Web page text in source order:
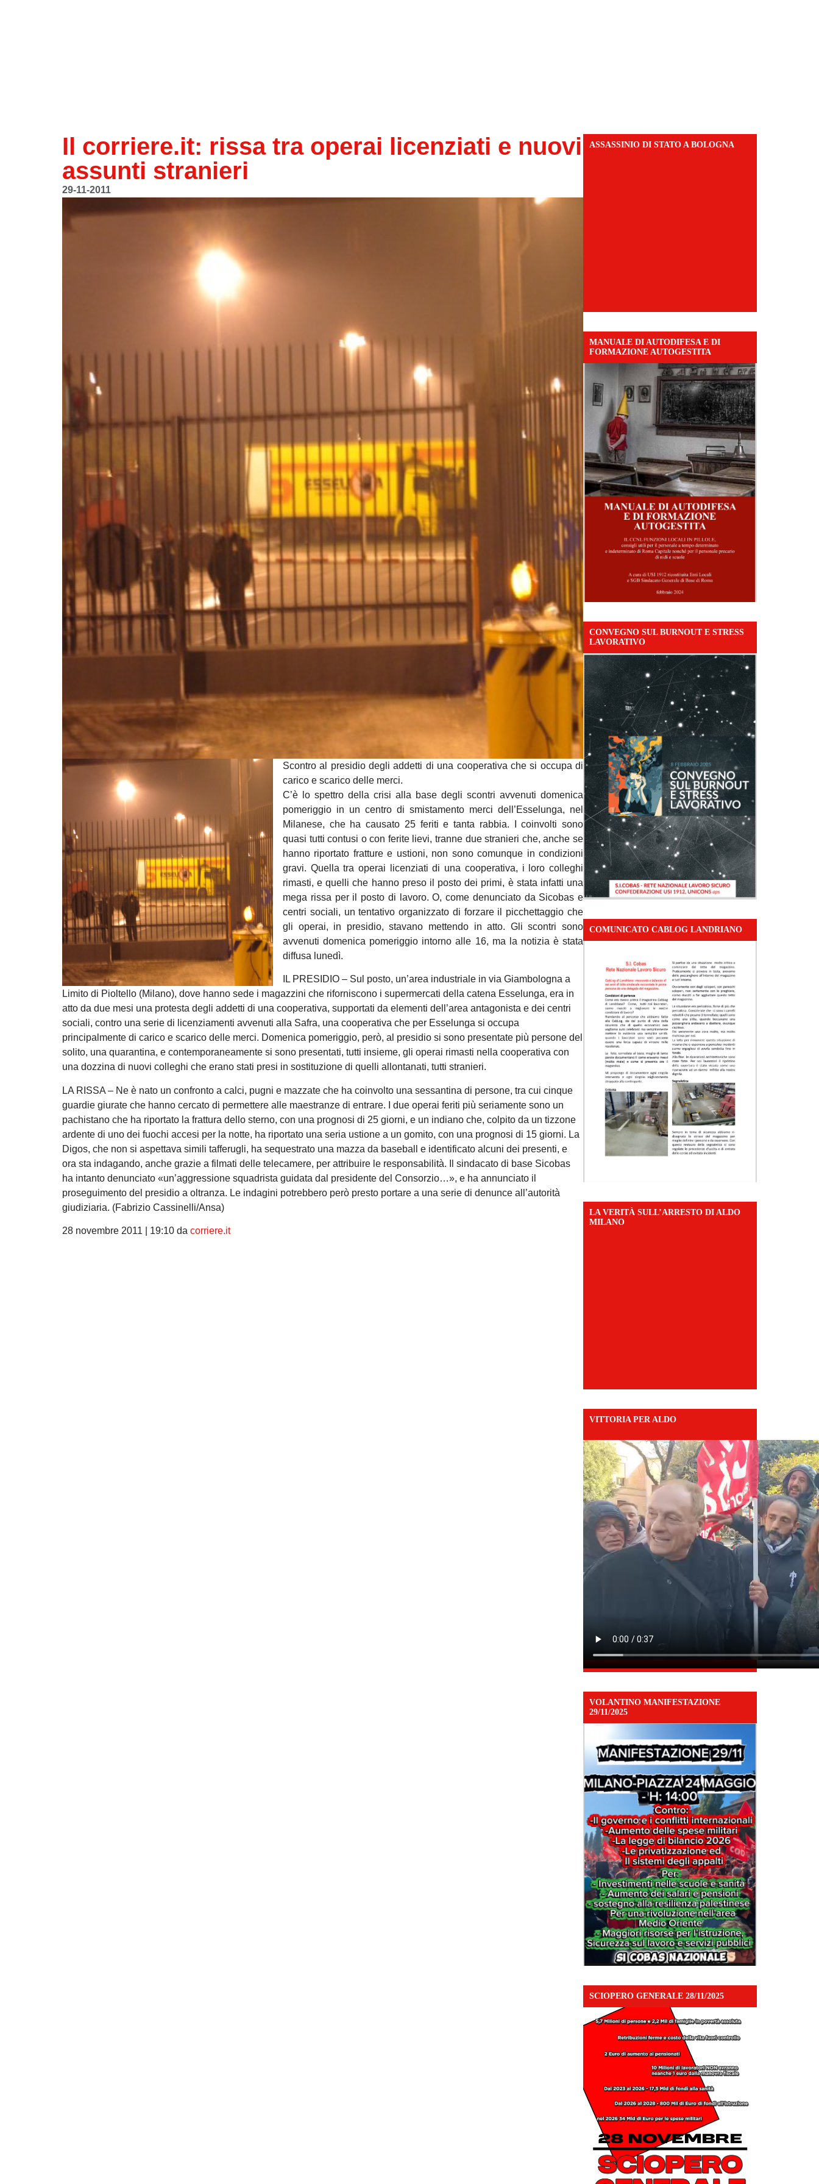
Il corriere.it: rissa tra operai licenziati e nuovi
assunti stranieri
29-11-2011
Scontro al presidio degli addetti di una cooperativa che si occupa di
carico e scarico delle merci.
C’è lo spettro della crisi alla base degli scontri avvenuti domenica
pomeriggio in un centro di smistamento merci dell’Esselunga, nel
Milanese, che ha causato 25 feriti e tanta rabbia. I coinvolti sono
quasi tutti contusi o con ferite lievi, tranne due stranieri che, anche se
hanno riportato fratture e ustioni, non sono comunque in condizioni
gravi. Quella tra operai licenziati di una cooperativa, i loro colleghi
rimasti, e quelli che hanno preso il posto dei primi, è stata infatti una
mega rissa per il posto di lavoro. O, come denunciato da Sicobas e
centri sociali, un tentativo organizzato di forzare il picchettaggio che
gli operai, in presidio, stavano mettendo in atto. Gli scontri sono
avvenuti domenica pomeriggio intorno alle 16, ma la notizia è stata
diffusa lunedì.
IL PRESIDIO – Sul posto, un’area industriale in via Giambologna a
Limito di Pioltello (Milano), dove hanno sede i magazzini che riforniscono i supermercati della catena Esselunga, era in
atto da due mesi una protesta degli addetti di una cooperativa, supportati da elementi dell’area antagonista e dei centri
sociali, contro una serie di licenziamenti avvenuti alla Safra, una cooperativa che per Esselunga si occupa
principalmente di carico e scarico delle merci. Domenica pomeriggio, però, al presidio si sono presentate più persone del
solito, una quarantina, e contemporaneamente si sono presentati, tutti insieme, gli operai rimasti nella cooperativa con
una dozzina di nuovi colleghi che erano stati presi in sostituzione di quelli allontanati, tutti stranieri.
LA RISSA – Ne è nato un confronto a calci, pugni e mazzate che ha coinvolto una sessantina di persone, tra cui cinque
guardie giurate che hanno cercato di permettere alle maestranze di entrare. I due operai feriti più seriamente sono un
pachistano che ha riportato la frattura dello sterno, con una prognosi di 25 giorni, e un indiano che, colpito da un tizzone
ardente di uno dei fuochi accesi per la notte, ha riportato una seria ustione a un gomito, con una prognosi di 15 giorni. La
Digos, che non si aspettava simili tafferugli, ha sequestrato una mazza da baseball e identificato alcuni dei presenti, e
ora sta indagando, anche grazie a filmati delle telecamere, per attribuire le responsabilità. Il sindacato di base Sicobas
ha intanto denunciato «un’aggressione squadrista guidata dal presidente del Consorzio…», e ha annunciato il
proseguimento del presidio a oltranza. Le indagini potrebbero però presto portare a una serie di denunce all’autorità
giudiziaria. (Fabrizio Cassinelli/Ansa)
28 novembre 2011 | 19:10 da corriere.it
ASSASSINIO DI STATO A BOLOGNA
MANUALE DI AUTODIFESA E DI
FORMAZIONE AUTOGESTITA
CONVEGNO SUL BURNOUT E STRESS
LAVORATIVO
COMUNICATO CABLOG LANDRIANO
LA VERITÀ SULL’ARRESTO DI ALDO
MILANO
VITTORIA PER ALDO
VOLANTINO MANIFESTAZIONE
29/11/2025
SCIOPERO GENERALE 28/11/2025